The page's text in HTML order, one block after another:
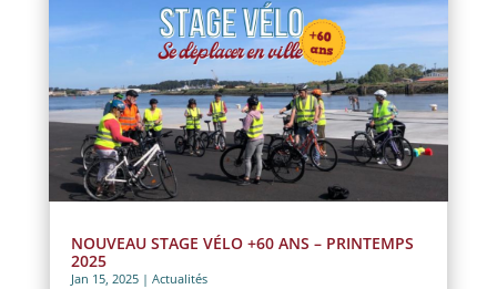
NOUVEAU STAGE VÉLO +60 ANS – PRINTEMPS
2025
Jan 15, 2025| Actualités